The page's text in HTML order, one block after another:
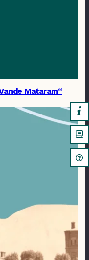
Mataram“